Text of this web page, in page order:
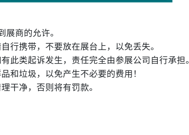
商的允许。
携带，不要放在展台上，以免丢失。
类起诉发生，责任完全由参展公司自行承担。
垃圾，以免产生不必要的费用！
净，否则将有罚款。